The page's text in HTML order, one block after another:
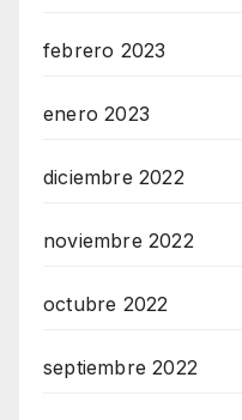
febrero 2023
enero 2023
diciembre 2022
noviembre 2022
octubre 2022
septiembre 2022